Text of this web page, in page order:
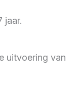
jaar.
uitvoering van